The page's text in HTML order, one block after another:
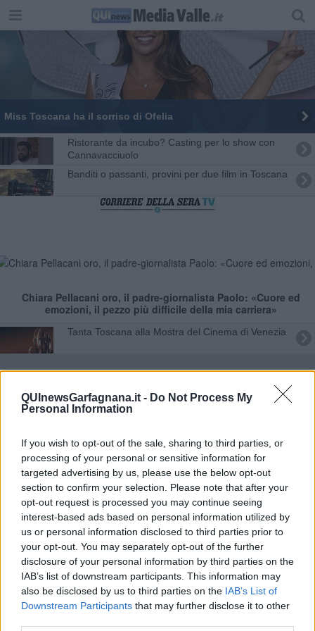
QUInewsGarfagnana.it - Do Not Process My
Personal Information
If you wish to opt-out of the sale, sharing to third parties, or
processing of your personal or sensitive information for
targeted advertising by us, please use the below opt-out
section to confirm your selection. Please note that after your
opt-out request is processed you may continue seeing
interest-based ads based on personal information utilized by
us or personal information disclosed to third parties prior to
your opt-out. You may separately opt-out of the further
disclosure of your personal information by third parties on the
IAB’s list of downstream participants. This information may
also be disclosed by us to third parties on the IAB’s List of
Downstream Participants that may further disclose it to other
Miss Toscana ha il sorriso di Ofelia
Ristorante da incubo? Casting per lo show con
Cannavacciuolo
Banditi o passanti, provini per due film in Toscana
Chiara Pellacani oro, il padre-giornalista Paolo: «Cuore ed
emozioni, il pezzo più difficile della mia carriera»
Tanta Toscana alla Mostra del Cinema di Venezia
Spettacolo, è toscano il primo Circuito
multidisciplinare d'Italia
Astor Piazzolla e le sue radici a Massa
Sassorosso
E' meglio la città o la campagna? VIDEO
Infortunio a Gino Paoli, salta il concerto
Risate in vernacolo al Teatrino di Vetriano
Il coro che festeggia cinquanta anni